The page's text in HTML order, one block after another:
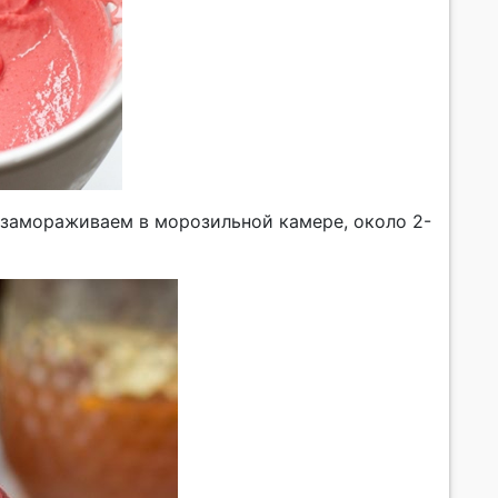
в морозильной камере, около 2-